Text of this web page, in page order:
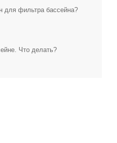
для фильтра бассейна?
Что делать?